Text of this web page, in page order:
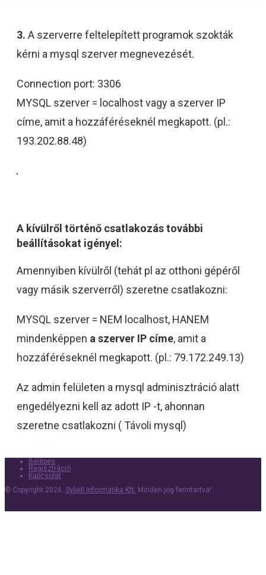
3. A szerverre feltelepített programok szokták
kérni a mysql szerver megnevezését.
Connection port: 3306
MYSQL szerver = localhost vagy a szerver IP
címe, amit a hozzáféréseknél megkapott. (pl.:
193.202.88.48)
A kívülről történő csatlakozás további
beállításokat igényel:
Amennyiben kívülről (tehát pl az otthoni gépéről
vagy másik szerverről) szeretne csatlakozni:
MYSQL szerver = NEM localhost, HANEM
mindenképpen a szerver IP címe, amit a
hozzáféréseknél megkapott. (pl.: 79.172.249.13)
Az admin felületen a mysql adminisztráció alatt
engedélyezni kell az adott IP -t, ahonnan
szeretne csatlakozni ( Távoli mysql)
Belépés
Regisztráció
Kapcsolat
© Copyright 2026. Sybell Informatika Kft. Minden jog fenntartva!